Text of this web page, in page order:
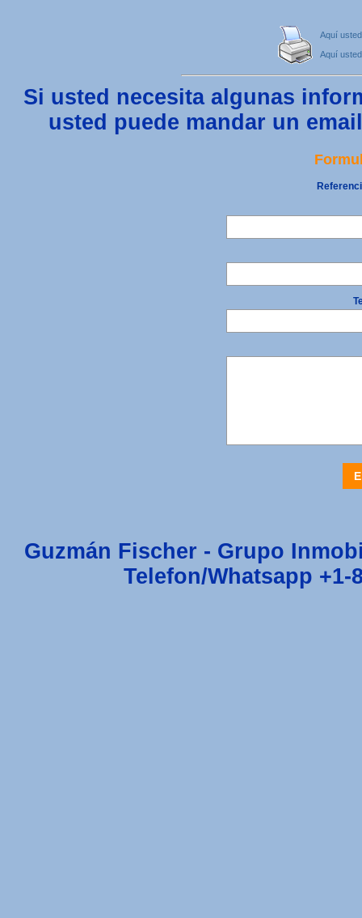
Aquí
Aquí
Si usted necesita algunas
usted puede mandar un
Guzmán Fischer - Grupo
Telefon/Whatsapp +1-